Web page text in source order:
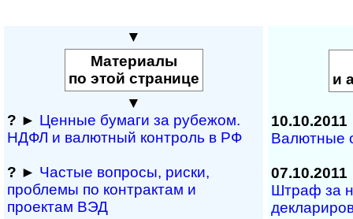
▼
Материалы
по этой странице
▼
? ► Ценные бумаги за рубежом.
НДФЛ и ва­лют­ный кон­т­роль в РФ
? ► Частые вопросы, рис­ки,
проблемы по конт­рактам и
проектам ВЭД
и
10.10.2011
Валютные
07.10.2011
Штраф за